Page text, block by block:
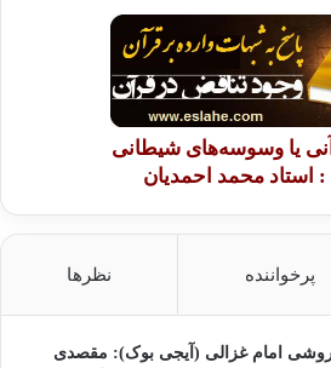
یا وسوسه‌های شیطانی
: استاد محمد احمدیان
پرخواننده نظرها
امام غزالی (آیجی بوک): مقصدی